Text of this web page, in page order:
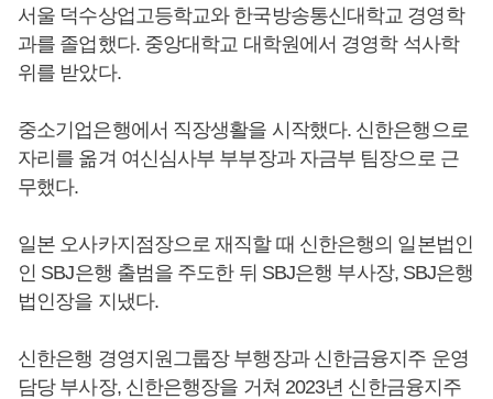
서울 덕수상업고등학교와 한국방송통신대학교 경영학
과를 졸업했다. 중앙대학교 대학원에서 경영학 석사학
위를 받았다.
중소기업은행에서 직장생활을 시작했다. 신한은행으로
자리를 옮겨 여신심사부 부부장과 자금부 팀장으로 근
무했다.
일본 오사카지점장으로 재직할 때 신한은행의 일본법인
인 SBJ은행 출범을 주도한 뒤 SBJ은행 부사장, SBJ은행
법인장을 지냈다.
신한은행 경영지원그룹장 부행장과 신한금융지주 운영
담당 부사장, 신한은행장을 거쳐 2023년 신한금융지주